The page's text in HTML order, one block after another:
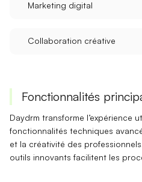
Marketing digital
Collaboration créative
Fonctionnalités
Daydrm transforme l’expérience
fonctionnalités techniques
et la créativité des
outils innovants facilitent les